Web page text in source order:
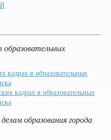
образовательных
кадрах в образовательных
кадрах в образовательных
образования города